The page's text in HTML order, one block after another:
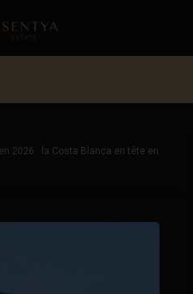
2026 : la Costa Blanca en tête en